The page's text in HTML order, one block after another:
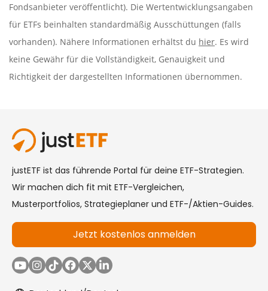
Fondsanbieter veröffentlicht). Die Wertentwicklungsangaben
für ETFs beinhalten standardmäßig Ausschüttungen (falls
vorhanden). Nähere Informationen erhältst du hier. Es wird
keine Gewähr für die Vollständigkeit, Genauigkeit und
Richtigkeit der dargestellten Informationen übernommen.